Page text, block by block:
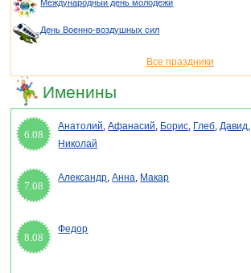
Международный день молодежи
День Военно-воздушных сил
Все праздники
Именины
6.08
Анатолий,Афанасий, Борис, Глеб,Давид,
Николай
7.08
Александр,Анна, Макар
8.08
Федор